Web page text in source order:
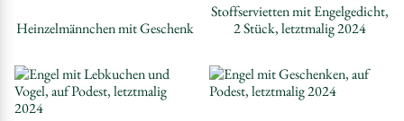
Heinzelmännchen mit Geschenk
Stoffservietten mit Engelgedicht,
2 Stück, letztmalig 2024